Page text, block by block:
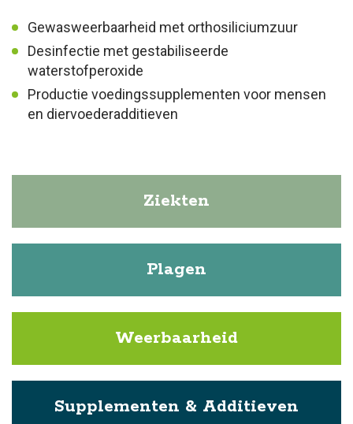
Gewasweerbaarheid met orthosiliciumzuur
Desinfectie met gestabiliseerde
waterstofperoxide
Productie voedingssupplementen voor mensen
en diervoederadditieven
Ziekten
Plagen
Weerbaarheid
Supplementen & Additieven